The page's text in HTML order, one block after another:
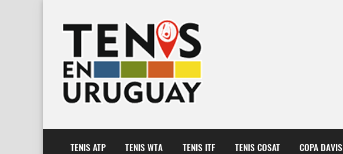
TENIS ATP TENIS WTA TENIS ITF TENIS COSAT COPA DAVIS